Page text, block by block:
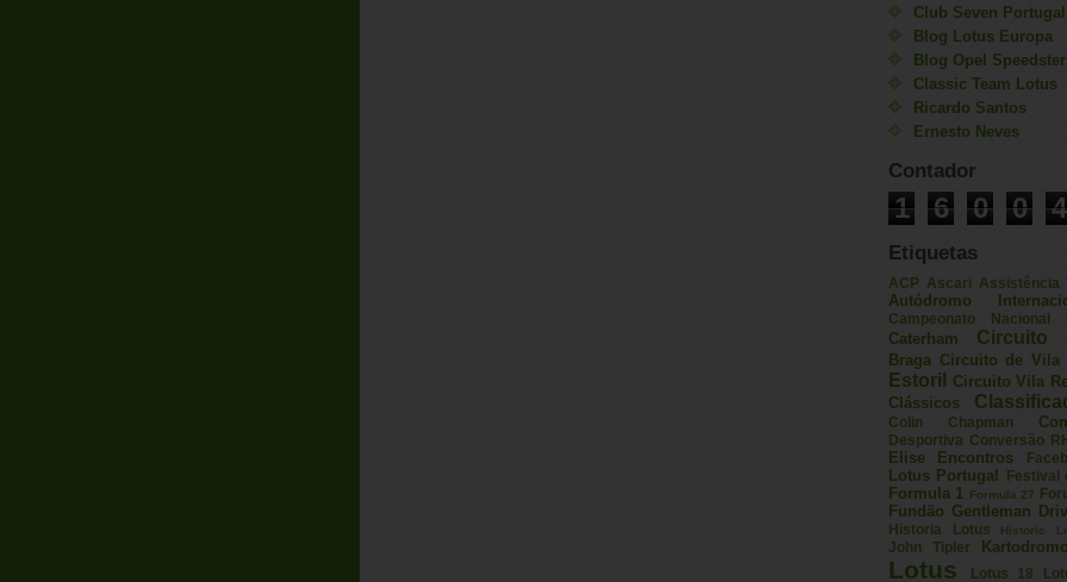
Club Seven Portugal
Blog Lotus Europa
Blog Opel Speedster
Classic Team Lotus
Ricardo Santos
Ernesto Neves
Contador
1 6 0 0 4
Etiquetas
ACP Ascari Assistência
Autódromo
Campeonato Nacional
Caterham Circuito
Braga Circuito de Vila
Estoril
Circuito Vila
Clássicos
Colin Chapman
Desportiva Conversão
Elise Encontros
Lotus Portugal Festival
Formula 1 Formula 27
Fundão Gentleman
Historia Lotus Historic
John Tipler
Lotus Lotus 18